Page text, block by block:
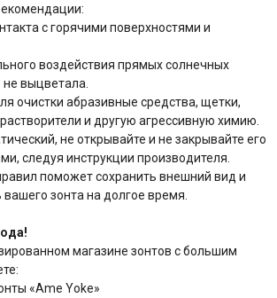
с горячими поверхностями и
воздействия прямых солнечных
выцветала.
очистки абразивные средства, щетки,
и другую агрессивную химию.
не открывайте и не закрывайте его
следуя инструкции производителя.
поможет сохранить внешний вид и
зонта на долгое время.
магазине зонтов с большим
«Ame Yoke»